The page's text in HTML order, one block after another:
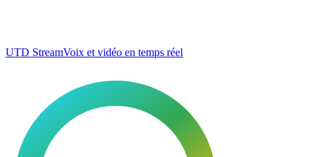
UTD StreamVoix et vidéo en temps réel